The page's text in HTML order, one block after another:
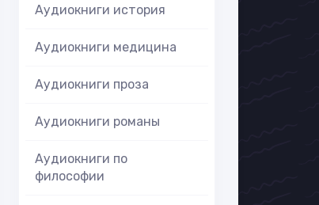
Аудиокниги история
Аудиокниги медицина
Аудиокниги проза
Аудиокниги романы
Аудиокниги по
философии